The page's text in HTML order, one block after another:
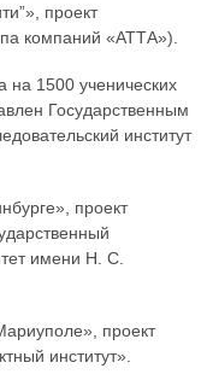
проект
компаний «АТТА»).
1500 ученических
Государственным
институт
проект
имени Н. С.
проект
институт».